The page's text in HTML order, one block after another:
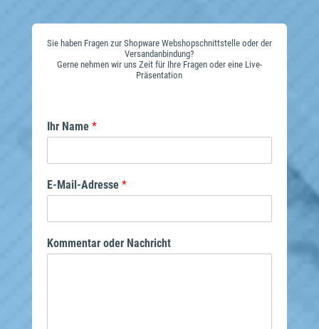
Sie haben Fragen zur Shopware Webshopschnittstelle oder der
Versandanbindung?
Gerne nehmen wir uns Zeit für Ihre Fragen oder eine Live-
Präsentation
Ihr Name *
E-Mail-Adresse *
Kommentar oder Nachricht